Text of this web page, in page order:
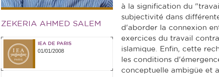
ZEKERIA AHMED SALEM
IEA DE PARIS
01/01/2008
à la signification du
subjectivité dans
d'aborder la connexion
exercices du travail
islamique. Enfin, cette
les conditions
conceptuelle ambigüe et